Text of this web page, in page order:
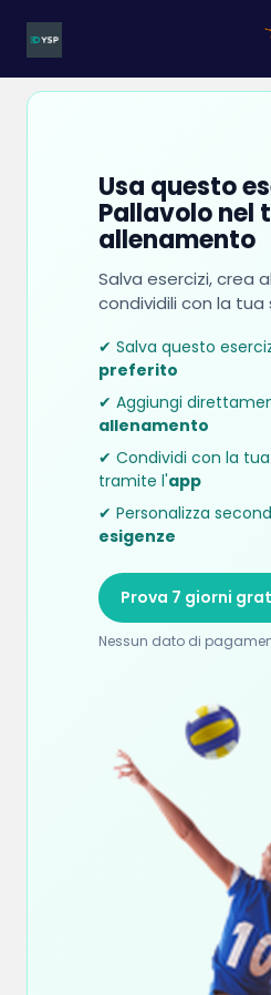
Usa questo
Pallavolo nel
allenamento
Salva esercizi, crea
condividili con la tua
✔ Salva questo
preferito
✔ Aggiungi
allenamento
✔ Condividi con la
tramite l'app
✔ Personalizza
esigenze
Prova 7 giorni
Nessun dato di